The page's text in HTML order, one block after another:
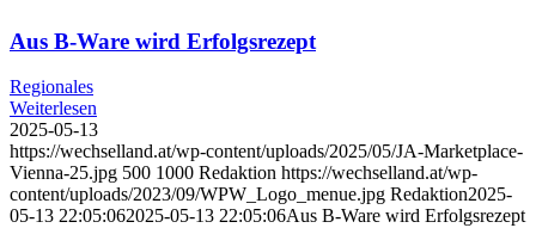
Aus B-Ware wird Erfolgsrezept
Regionales
Weiterlesen
2025-05-13
https://wechselland.at/wp-content/uploads/2025/05/JA-Marketplace-
Vienna-25.jpg 500 1000 Redaktion https://wechselland.at/wp-
content/uploads/2023/09/WPW_Logo_menue.jpg Redaktion2025-
05-13 22:05:062025-05-13 22:05:06Aus B-Ware wird Erfolgsrezept